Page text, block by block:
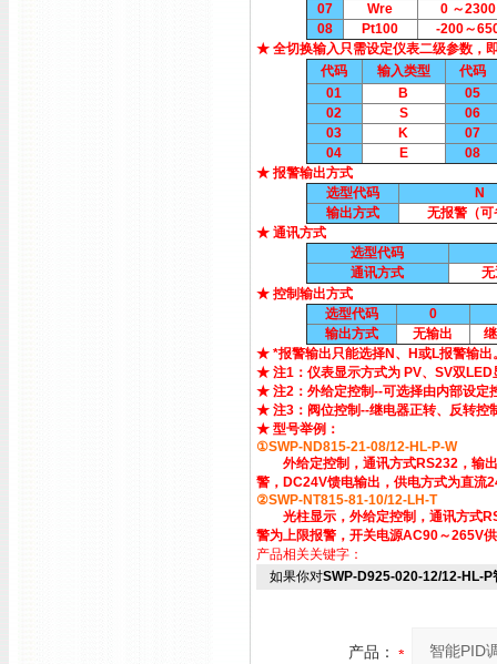
07
Wre
0 ～
08
Pt100
-200～
★ 全切换输入只需设定仪表二级参数，
代码
输入类型
代码
01
B
05
02
S
06
03
K
07
04
E
08
★ 报警输出方式
选型代码
N
输出方式
无报警（可
★ 通讯方式
选型代码
通讯方式
★ 控制输出方式
选型代码
0
输出方式
无输出
★ *报警输出只能选择N、H或L报警输出
★ 注1：仪表显示方式为 PV、SV双LED
★ 注2：外给定控制--可选择由内部设定
★ 注3：阀位控制--继电器正转、反转控
★ 型号举例：
①SWP-ND815-21-08/12-HL-P-W
外给定控制，通讯方式RS232，输出
警，DC24V馈电输出，供电方式为直流
②SWP-NT815-81-10/12-LH-T
光柱显示，外给定控制，通讯方式
警为上限报警，开关电源AC90～265V
产品相关关键字：
如果你对SWP-D925-020-12/12-HL-P
产品：